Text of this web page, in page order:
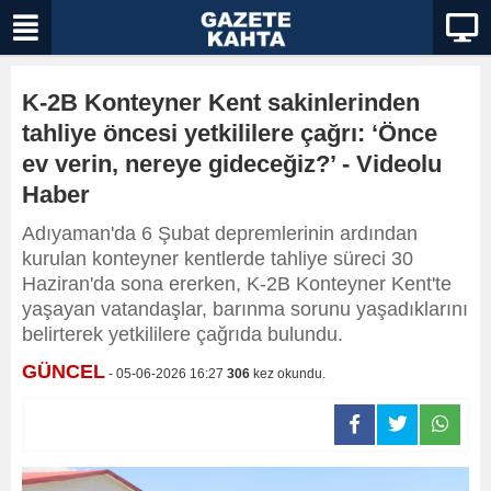
K-2B Konteyner Kent sakinlerinden
tahliye öncesi yetkililere çağrı: ‘Önce
ev verin, nereye gideceğiz?’ - Videolu
Haber
Adıyaman'da 6 Şubat depremlerinin ardından
kurulan konteyner kentlerde tahliye süreci 30
Haziran'da sona ererken, K-2B Konteyner Kent'te
yaşayan vatandaşlar, barınma sorunu yaşadıklarını
belirterek yetkililere çağrıda bulundu.
GÜNCEL - 05-06-2026 16:27 306 kez okundu.